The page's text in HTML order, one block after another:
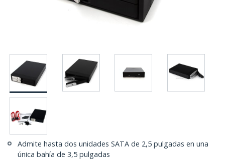
Admite hasta dos unidades SATA de 2,5 pulgadas en una
única bahía de 3,5 pulgadas